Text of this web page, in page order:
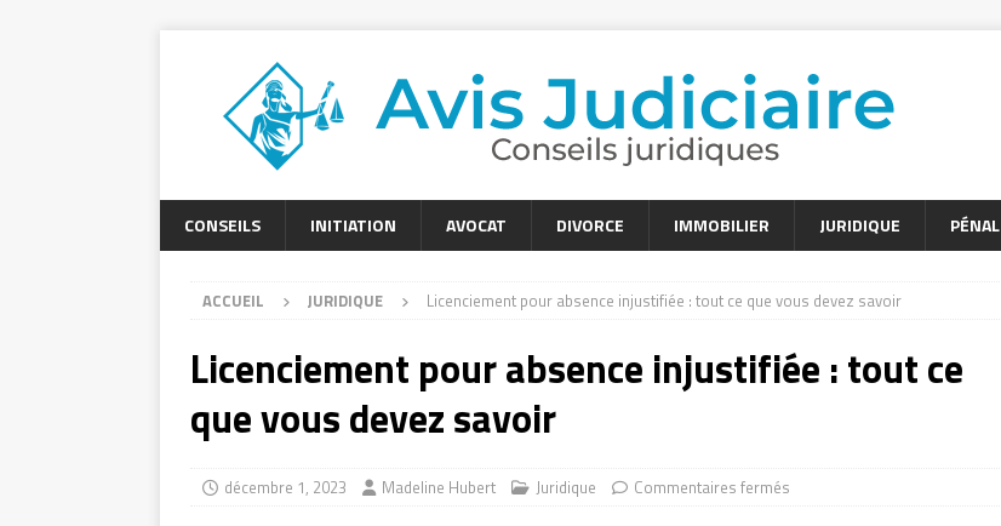
CONSEILS INITIATION AVOCAT DIVORCE IMMOBILIER JURIDIQUE PÉNAL
ACCUEIL JURIDIQUE Licenciement pour absence injustifiée : tout ce que vous devez savoir
Licenciement pour absence injustifiée : tout ce
que vous devez savoir
décembre 1, 2023 Madeline Hubert Juridique Commentaires fermés